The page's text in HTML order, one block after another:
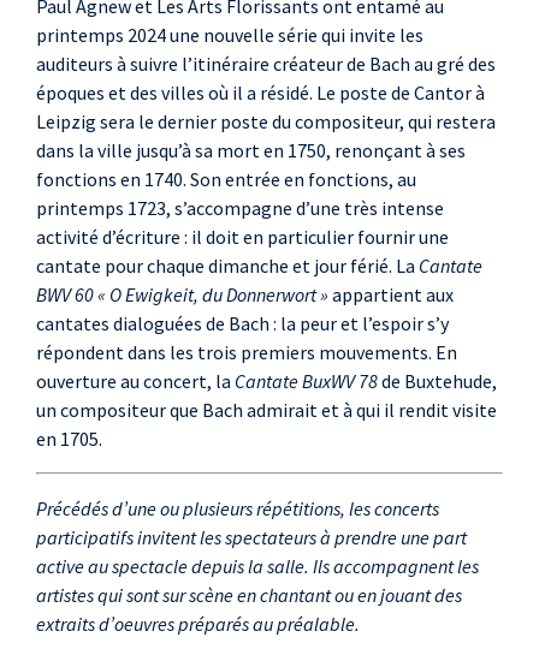
Paul Agnew et Les Arts Florissants ont entamé au
printemps 2024 une nouvelle série qui invite les
auditeurs à suivre l’itinéraire créateur de Bach au gré des
époques et des villes où il a résidé. Le poste de Cantor à
Leipzig sera le dernier poste du compositeur, qui restera
dans la ville jusqu’à sa mort en 1750, renonçant à ses
fonctions en 1740. Son entrée en fonctions, au
printemps 1723, s’accompagne d’une très intense
activité d’écriture : il doit en particulier fournir une
cantate pour chaque dimanche et jour férié. La Cantate
BWV 60 « O Ewigkeit, du Donnerwort » appartient aux
cantates dialoguées de Bach : la peur et l’espoir s’y
répondent dans les trois premiers mouvements. En
ouverture au concert, la Cantate BuxWV 78de Buxtehude,
un compositeur que Bach admirait et à qui il rendit visite
en 1705.
Précédés d’une ou plusieurs répétitions, les concerts
participatifs invitent les spectateurs à prendre une part
active au spectacle depuis la salle. Ils accompagnent les
artistes qui sont sur scène en chantant ou en jouant des
extraits d’oeuvres préparés au préalable.